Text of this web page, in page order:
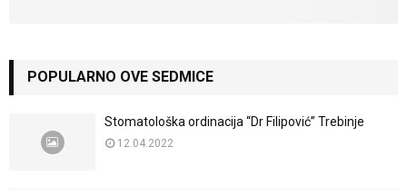
POPULARNO OVE SEDMICE
Stomatološka ordinacija “Dr Filipović” Trebinje
12.04.2022